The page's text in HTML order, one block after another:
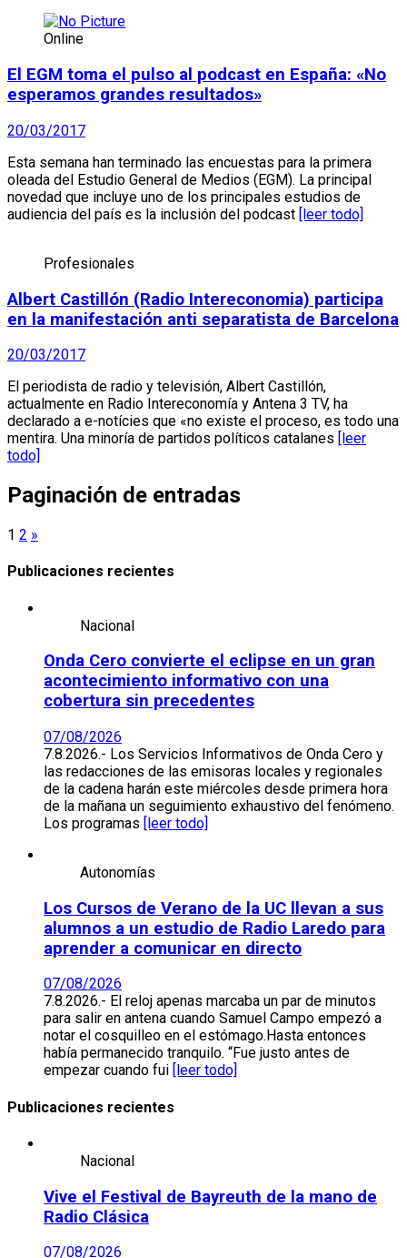
Online
El EGM toma el pulso al podcast en España: «No
esperamos grandes resultados»
20/03/2017
Esta semana han terminado las encuestas para la primera
oleada del Estudio General de Medios (EGM). La principal
novedad que incluye uno de los principales estudios de
audiencia del país es la inclusión del podcast [leer todo]
Profesionales
Albert Castillón (Radio Intereconomia) participa
en la manifestación anti separatista de Barcelona
20/03/2017
El periodista de radio y televisión, Albert Castillón,
actualmente en Radio Intereconomía y Antena 3 TV, ha
declarado a e-notícies que «no existe el proceso, es todo una
mentira. Una minoría de partidos políticos catalanes
[leer
todo]
Paginación de entradas
1 2 »
Publicaciones recientes
Nacional
Onda Cero convierte el eclipse en un gran
acontecimiento informativo con una
cobertura sin precedentes
07/08/2026
7.8.2026.- Los Servicios Informativos de Onda Cero y
las redacciones de las emisoras locales y regionales
de la cadena harán este miércoles desde primera hora
de la mañana un seguimiento exhaustivo del fenómeno.
Los programas [leer todo]
Autonomías
Los Cursos de Verano de la UC llevan a sus
alumnos a un estudio de Radio Laredo para
aprender a comunicar en directo
07/08/2026
7.8.2026.- El reloj apenas marcaba un par de minutos
para salir en antena cuando Samuel Campo empezó a
notar el cosquilleo en el estómago.Hasta entonces
había permanecido tranquilo. “Fue justo antes de
empezar cuando fui
[leer todo]
Publicaciones recientes
Nacional
Vive el Festival de Bayreuth de la mano de
Radio Clásica
07/08/2026